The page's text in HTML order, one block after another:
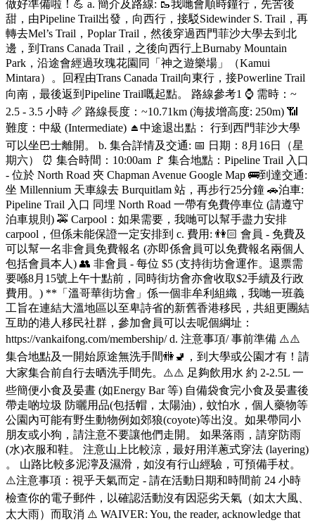
做好準備啦！💪 a. 簡介及路線: 🥾我哋會順時鐘行，先苦後
甜，由Pipeline Trail出發，向西行，接駁Sidewinder S. Trail，再
轉去Mel’s Trail，Poplar Trail，然後穿過西門菲沙大學去到北
邊，到Trans Canada Trail，之後向西行上Burnaby Mountain
Park，沿途會經過玫瑰花園同「神之遊樂場」（Kamui
Mintara）。回程由Trans Canada Trail向東行，接Powerline Trail
向南，最後返到Pipeline Trail嘅起點。 路線參考1 ⌚ 需時：~
2.5 - 3.5 小時 📏 路線長度：~10.71km (海拔增高度: 250m) 📶
難度：中級 (Intermediate) ⏏️中途退出點： 行到西門菲沙大學
可以坐巴士離開。 b. 集合詳情及交通: 📅 日期：8月16日（星
期六） ⏰ 集合時間：10:00am 🚩 集合地點：Pipeline Trail 入口
- 位於 North Road 夾 Chapman Avenue Google Map 🚌到達交通:
坐 Millennium 天車線去 Burquitlam 站，再步行25分鐘 🚗泊車:
Pipeline Trail 入口 同埋 North Road 一帶有免費停車位 (請遵守
泊車規則) 🚕 Carpool：如果需要，我哋可以幫手盡力安排
carpool，但係未能保證一定安排到 c. 費用: 👫🏻 會員 - 免費及
可以幫一名非會員免費報名 (亦即係會員可以免費報名兩個人
包括會員本人) 👥 非會員 - 每位 $5 (支持街坊會運作。退票需
要喺8月15號上午十點前，同時街坊會亦會收取$2手續及行政
費用。) **「溫哥華街坊會」係一個非牟利組織，我哋一班義
工旨在連結大溫地區以至卑詩省的新舊香港移民，共組更團結
互助的港人移民社群，參加會員可以去呢個綱址：
https://vankaifong.com/membership/ d. 注意事項/ 事前準備 ⚠️⚠️
集合地點及一開始原途無洗手間🚻🚽，到大學或公園才有！請
大家集合前自行去晒洗手間先。⚠️⚠️ 足夠飲用水 約 2-2.5L 一
些簡便小食及晏晝 (如Energy Bar 等) 自備袋食完小食及晏晝後
帶走啲垃圾 防曬用品(包括帽，太陽油)，蚊怕水，個人藥物等
公園內可能有野生動物例如郊狼(coyote)等出沒。如果帶同小
朋友或小狗，請注意不要讓他們走開。 如果落雨，請穿防雨
(水)衣服和鞋。 注意山上比較涼，最好用洋蔥式穿法 (layering)
。 山路比較多泥濘及濕滑，如沒有行山經驗，可預備手杖。
⚠️注意事項：視乎天氣而定 - 請在活動日期和時間前 24 小時
檢查你的電子郵件，以確認活動沒有因惡劣天氣（如太大風、
太大雨）而取消 ⚠️ WAIVER: You, the reader, acknowledge that